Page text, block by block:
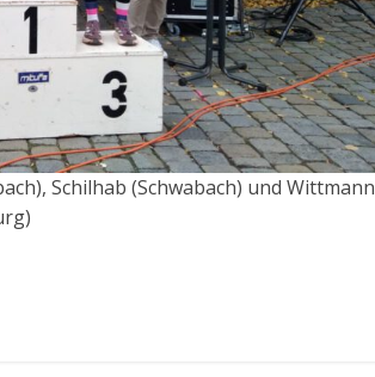
Schilhab (Schwabach) und Wittmann